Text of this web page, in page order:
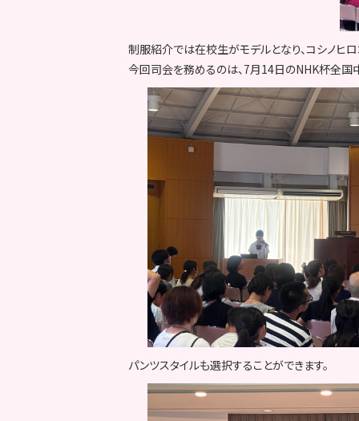
制服紹介では在校生がモデルとなり、コシノヒ
今回司会を務めるのは、7月14日のNHK杯全国
パンツスタイルも選択することができます。